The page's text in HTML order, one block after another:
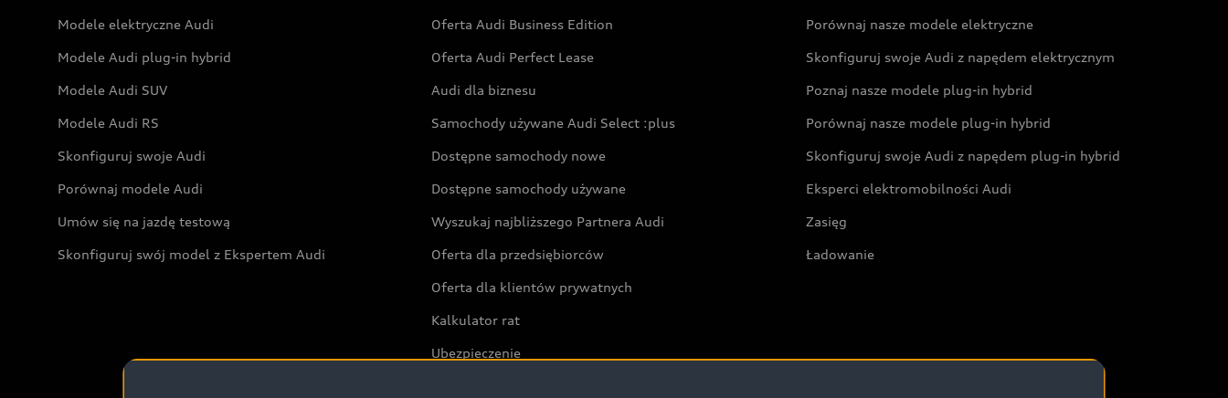
Modele elektryczne Audi
Modele Audi plug-in hybrid
Modele Audi SUV
Modele Audi RS
Skonfiguruj swoje Audi
Porównaj modele Audi
Umów się na jazdę testową
Skonfiguruj swój model z Ekspertem Audi
Oferta Audi Business Edition
Oferta Audi Perfect Lease
Audi dla biznesu
Samochody używane Audi Select :plus
Dostępne samochody nowe
Dostępne samochody używane
Wyszukaj najbliższego Partnera Audi
Oferta dla przedsiębiorców
Oferta dla klientów prywatnych
Kalkulator rat
Ubezpieczenie
Porównaj nasze modele elektryczne
Skonfiguruj swoje Audi z napędem elektrycznym
Poznaj nasze modele plug-in hybrid
Porównaj nasze modele plug-in hybrid
Skonfiguruj swoje Audi z napędem plug-in hybrid
Eksperci elektromobilności Audi
Zasięg
Ładowanie